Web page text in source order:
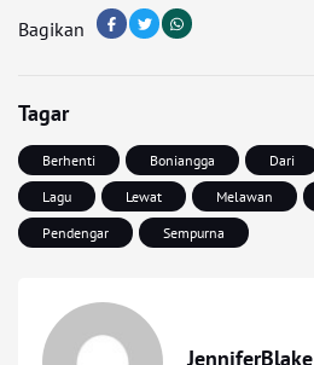
Bagikan
Tagar
Berhenti Boniangga Dari
Lagu
Lewat Melawan
Pendengar
Sempurna
JenniferBlake